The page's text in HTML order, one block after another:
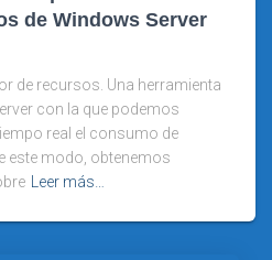
de Windows Server
de recursos. Una herramienta
con la que podemos
real el consumo de
este modo, obtenemos
Leer más…